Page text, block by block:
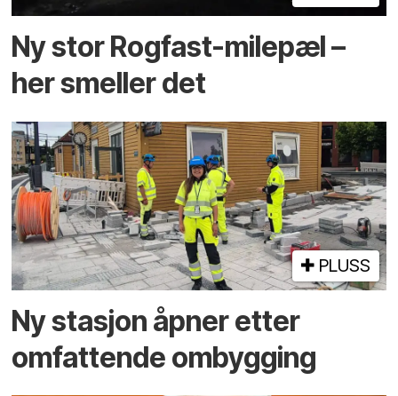
Ny stor Rogfast-milepæl –
her smeller det
PLUSS
Ny stasjon åpner etter
omfattende ombygging